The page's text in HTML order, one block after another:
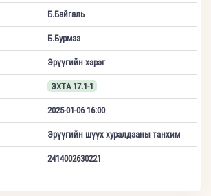
Б.Байгаль
Б.Бурмаа
Эрүүгийн хэрэг
ЭХТА 17.1-1
2025-01-06 16:00
Эрүүгийн шүүх хуралдааны танхим
2414002630221